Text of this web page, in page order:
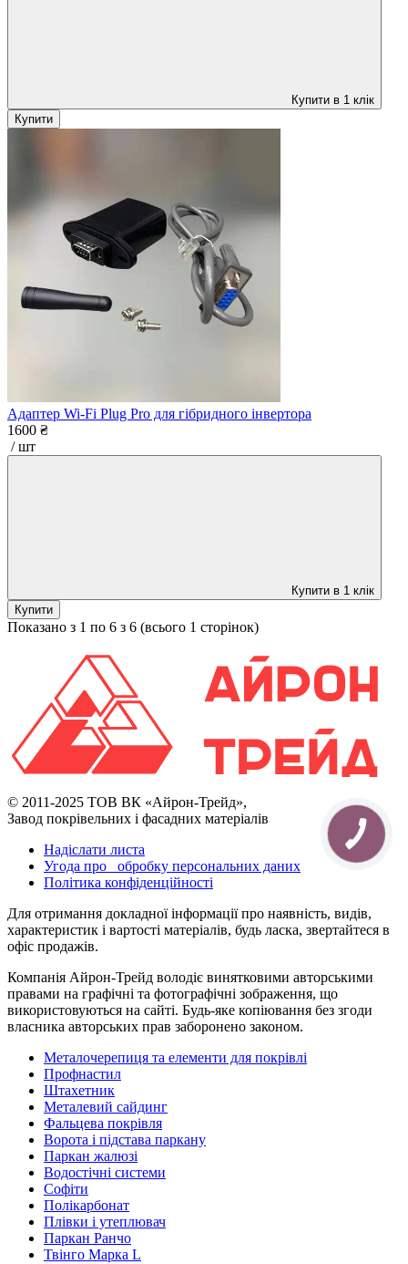
Купити в 1 клік
Купити
Адаптер Wi-Fi Plug Pro для гібридного інвертора
1600 ₴
/ шт
Купити в 1 клік
Купити
Показано з 1 по 6 з 6 (всього 1 сторінок)
© 2011-2025 ТОВ ВК «Айрон-Трейд»,
Завод покрівельних і фасадних матеріалів
Надіслати листа
Угода про обробку персональних даних
Політика конфіденційності
Для отримання докладної інформації про наявність, видів,
характеристик і вартості матеріалів, будь ласка, звертайтеся в
офіс продажів.
Компанія Айрон-Трейд володіє винятковими авторськими
правами на графічні та фотографічні зображення, що
використовуються на сайті. Будь-яке копіювання без згоди
власника авторських прав заборонено законом.
Металочерепиця та елементи для покрівлі
Профнастил
Штахетник
Металевий сайдинг
Фальцева покрівля
Ворота і підстава паркану
Паркан жалюзі
Водостічні системи
Софіти
Полікарбонат
Плівки і утеплювач
Паркан Ранчо
Твінго Марка L